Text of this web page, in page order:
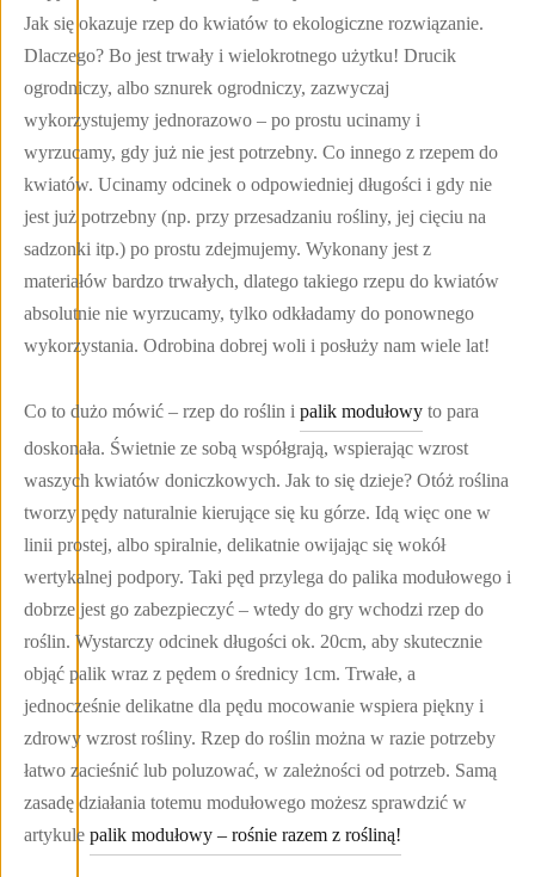
Jak się okazuje rzep do kwiatów to ekologiczne rozwiązanie.
Dlaczego? Bo jest trwały i wielokrotnego użytku! Drucik
ogrodniczy, albo sznurek ogrodniczy, zazwyczaj
wykorzystujemy jednorazowo – po prostu ucinamy i
wyrzucamy, gdy już nie jest potrzebny. Co innego z rzepem do
kwiatów. Ucinamy odcinek o odpowiedniej długości i gdy nie
jest już potrzebny (np. przy przesadzaniu rośliny, jej cięciu na
sadzonki itp.) po prostu zdejmujemy. Wykonany jest z
materiałów bardzo trwałych, dlatego takiego rzepu do kwiatów
absolutnie nie wyrzucamy, tylko odkładamy do ponownego
wykorzystania. Odrobina dobrej woli i posłuży nam wiele lat!
Co to dużo mówić – rzep do roślin i palik modułowy to para
doskonała. Świetnie ze sobą współgrają, wspierając wzrost
waszych kwiatów doniczkowych. Jak to się dzieje? Otóż roślina
tworzy pędy naturalnie kierujące się ku górze. Idą więc one w
linii prostej, albo spiralnie, delikatnie owijając się wokół
wertykalnej podpory. Taki pęd przylega do palika modułowego i
dobrze jest go zabezpieczyć – wtedy do gry wchodzi rzep do
roślin. Wystarczy odcinek długości ok. 20cm, aby skutecznie
objąć palik wraz z pędem o średnicy 1cm. Trwałe, a
jednocześnie delikatne dla pędu mocowanie wspiera piękny i
zdrowy wzrost rośliny. Rzep do roślin można w razie potrzeby
łatwo zacieśnić lub poluzować, w zależności od potrzeb. Samą
zasadę działania totemu modułowego możesz sprawdzić w
artykule palik modułowy – rośnie razem z rośliną!